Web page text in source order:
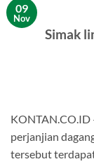
09
Nov
Simak
KONTAN.CO.ID
perjanjian
tersebut